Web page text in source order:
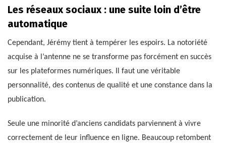
Les réseaux sociaux : une suite loin d’être
automatique
Cependant, Jérémy tient à tempérer les espoirs. La notoriété
acquise à l’antenne ne se transforme pas forcément en succès
sur les plateformes numériques. Il faut une véritable
personnalité, des contenus de qualité et une constance dans la
publication.
Seule une minorité d’anciens candidats parviennent à vivre
correctement de leur influence en ligne. Beaucoup retombent